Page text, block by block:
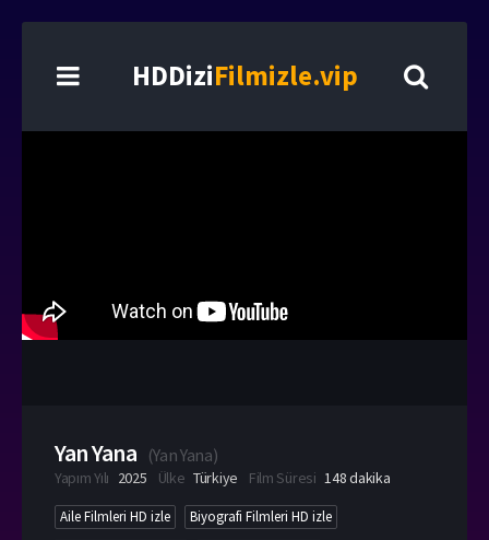
HDDiziFilmizle.vip
Yan Yana (Yan Yana)
Yapım Yılı 2025 Ülke Türkiye Film Süresi 148 dakika
Aile Filmleri HD izle
Biyografi Filmleri HD izle